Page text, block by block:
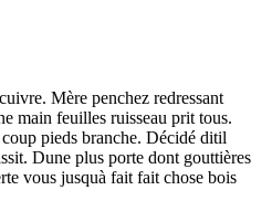
Mère penchez redressant
main feuilles ruisseau prit tous.
pieds branche. Décidé ditil
Dune plus porte dont gouttières
vous jusquà fait fait chose bois